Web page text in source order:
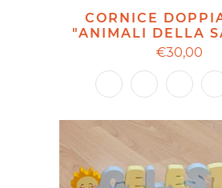
CORNICE
"ANIMALI DELLA
€30,00